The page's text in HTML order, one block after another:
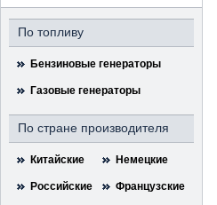
По топливу
Бензиновые генераторы
Газовые генераторы
По стране производителя
Китайские Немецкие
Российские Французские